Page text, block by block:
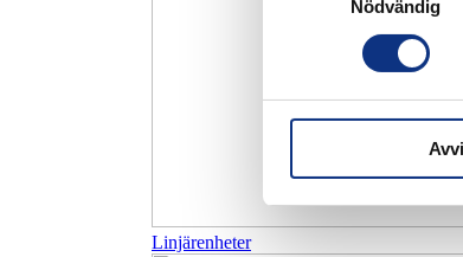
Nödvändig
Linjärenheter